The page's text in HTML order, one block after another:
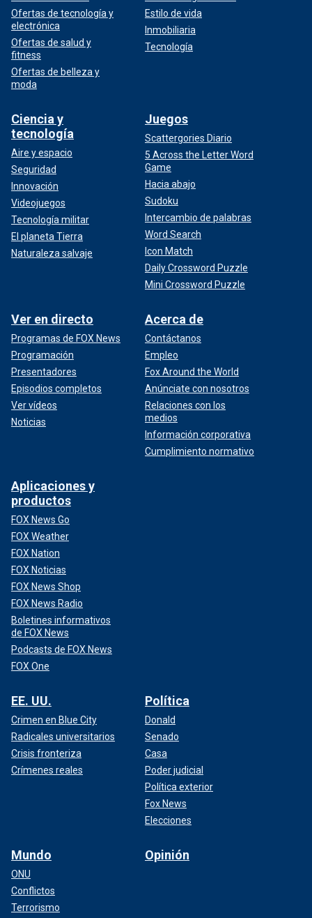
Ofertas de tecnología y
electrónica
Ofertas de salud y
fitness
Ofertas de belleza y
moda
Estilo de vida
Inmobiliaria
Tecnología
Ciencia y
tecnología
Aire y espacio
Seguridad
Innovación
Videojuegos
Tecnología militar
El planeta Tierra
Naturaleza salvaje
Juegos
Scattergories Diario
5 Across the Letter Word
Game
Hacia abajo
Sudoku
Intercambio de palabras
Word Search
Icon Match
Daily Crossword Puzzle
Mini Crossword Puzzle
Ver en directo
Programas de FOX News
Programación
Presentadores
Episodios completos
Ver vídeos
Noticias
Acerca de
Contáctanos
Empleo
Fox Around the World
Anúnciate con nosotros
Relaciones con los
medios
Información corporativa
Cumplimiento normativo
Aplicaciones y
productos
FOX News Go
FOX Weather
FOX Nation
FOX Noticias
FOX News Shop
FOX News Radio
Boletines informativos
de FOX News
Podcasts de FOX News
FOX One
EE. UU.
Crimen en Blue City
Radicales universitarios
Crisis fronteriza
Crímenes reales
Política
Donald
Senado
Casa
Poder judicial
Política exterior
Fox News
Elecciones
Mundo
ONU
Conflictos
Terrorismo
Opinión